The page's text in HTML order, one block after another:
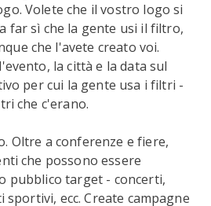
Volete che il vostro logo si
far sì che la gente usi il filtro,
che l'avete creato voi.
la città e la data sul
per cui la gente usa i filtri -
che c'erano.
Oltre a conferenze e fiere,
che possono essere
pubblico target - concerti,
sportivi, ecc. Create campagne